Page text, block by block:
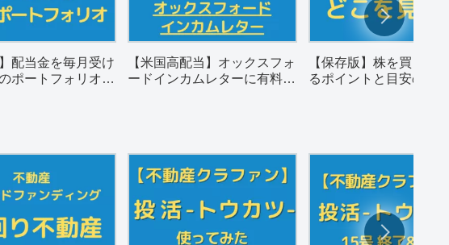
配当金を毎月受け
ポートフォリオ
【米国高配当】オックスフォ
ードインカムレターに有料登
【保存版】株を買うと
るポイントと目安の数